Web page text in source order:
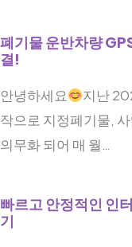
폐기물 운반차량
결!
안녕하세요
지난
작으로 지정폐기물,
의무화 되어 매 월…
빠르고 안정적인 인
기